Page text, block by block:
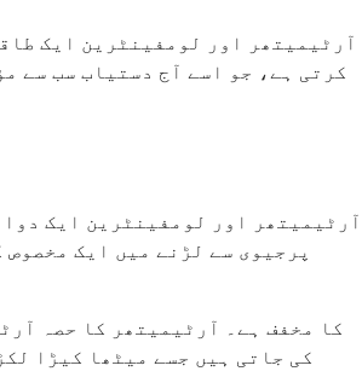
آرٹیمیتھر اور لومفینٹرین ایک
کرتی ہے، جو اسے آج دستیاب سب سے
آرٹیمیتھر اور لومفینٹرین ایک
پرجیوی سے لڑنے میں ایک
کی جاتی ہیں جسے میٹھا کیڑا